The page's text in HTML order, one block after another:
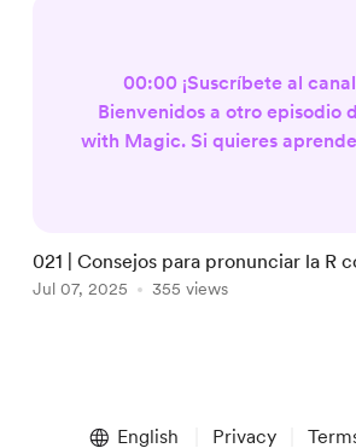
00:00 ¡Suscríbete al
Bienvenidos a otro episodio
with Magic. Si quieres
pronunciar bien la R en la
Tenemos a un invitado
021 | Consejos para pronunciar la R
Español Miguel
Jul 07, 2025 355 views
English Privacy